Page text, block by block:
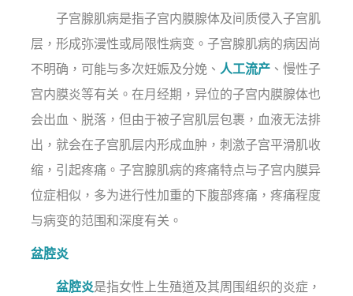
子宫腺肌病是指子宫内膜腺体及间质侵入子宫肌
层，形成弥漫性或局限性病变。子宫腺肌病的病因尚
不明确，可能与多次妊娠及分娩、 人工流产 、慢性子
宫内膜炎等有关。在月经期，异位的子宫内膜腺体也
会出血、脱落，但由于被子宫肌层包裹，血液无法排
出，就会在子宫肌层内形成血肿，刺激子宫平滑肌收
缩，引起疼痛。子宫腺肌病的疼痛特点与子宫内膜异
位症相似，多为进行性加重的下腹部疼痛，疼痛程度
与病变的范围和深度有关。
盆腔炎
盆腔炎是指女性上生殖道及其周围组织的炎症，